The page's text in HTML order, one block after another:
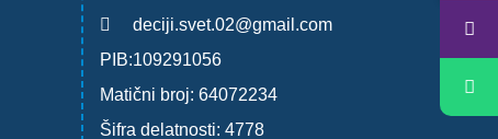
deciji.svet.02@gmail.com
PIB:109291056
Matični broj: 64072234
Šifra delatnosti: 4778